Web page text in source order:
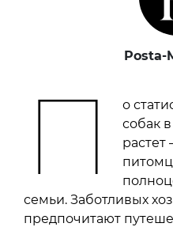
Posta-
П
о
собак
семьи. Заботливых
предпочитают